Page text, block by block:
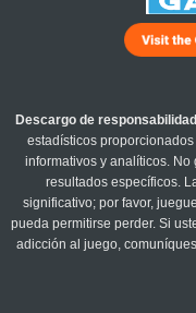
Descargo de responsabilidad
estadísticos
informativos y analíticos.
resultados específicos.
significativo; por favor,
pueda permitirse perder. Si
adicción al juego,